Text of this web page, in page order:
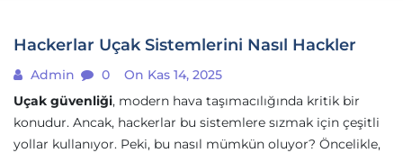
Hackerlar Uçak Sistemlerini Nasıl Hackler
Admin 0
On Kas 14, 2025
Uçak güvenliği, modern hava taşımacılığında kritik bir
konudur. Ancak, hackerlar bu sistemlere sızmak için çeşitli
yollar kullanıyor. Peki, bu nasıl mümkün oluyor? Öncelikle,